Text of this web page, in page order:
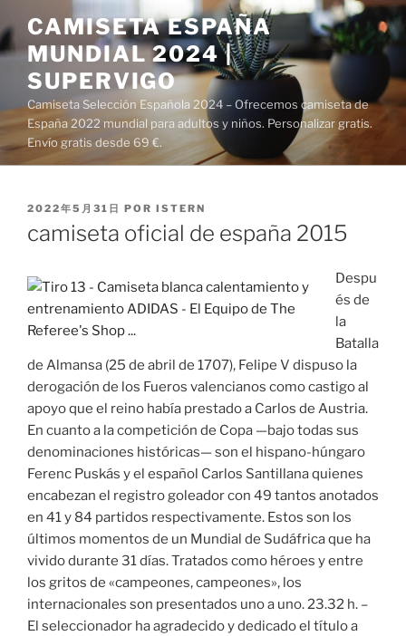
al
contenido
CAMISETA ESPAÑA
MUNDIAL 2024 |
SUPERVIGO
Camiseta Selección Española 2024 – Ofrecemos camiseta de
España 2022 mundial para adultos y niños. Personalizar gratis.
Envío gratis desde 69 €.
PUBLICADO
2022年5月31日 POR ISTERN
camiseta oficial de españa 2015
Despu
és de
la
Batalla
de Almansa (25 de abril de 1707), Felipe V dispuso la
derogación de los Fueros valencianos como castigo al
apoyo que el reino había prestado a Carlos de Austria.
En cuanto a la competición de Copa —bajo todas sus
denominaciones históricas— son el hispano-húngaro
Ferenc Puskás y el español Carlos Santillana quienes
encabezan el registro goleador con 49 tantos anotados
en 41 y 84 partidos respectivamente. Estos son los
últimos momentos de un Mundial de Sudáfrica que ha
vivido durante 31 días. Tratados como héroes y entre
los gritos de «campeones, campeones», los
internacionales son presentados uno a uno. 23.32 h. –
El seleccionador ha agradecido y dedicado el título a